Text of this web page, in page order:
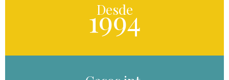
Desde
1994